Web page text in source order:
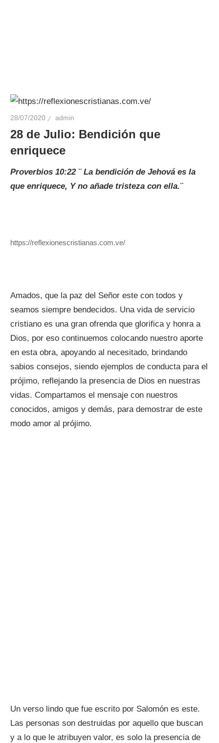
28/07/2020 admin
28 de Julio: Bendición que
enriquece
Proverbios 10:22 ¨ La bendición de Jehová es la
que enriquece, Y no añade tristeza con ella.¨
https://reflexionescristianas.com.ve/
Amados, que la paz del Señor este con todos y
seamos siempre bendecidos. Una vida de servicio
cristiano es una gran ofrenda que glorifica y honra a
Dios, por eso continuemos colocando nuestro aporte
en esta obra, apoyando al necesitado, brindando
sabios consejos, siendo ejemplos de conducta para el
prójimo, reflejando la presencia de Dios en nuestras
vidas. Compartamos el mensaje con nuestros
conocidos, amigos y demás, para demostrar de este
modo amor al prójimo.
Un verso lindo que fue escrito por Salomón es este.
Las personas son destruidas por aquello que buscan
y a lo que le atribuyen valor, es solo la presencia de